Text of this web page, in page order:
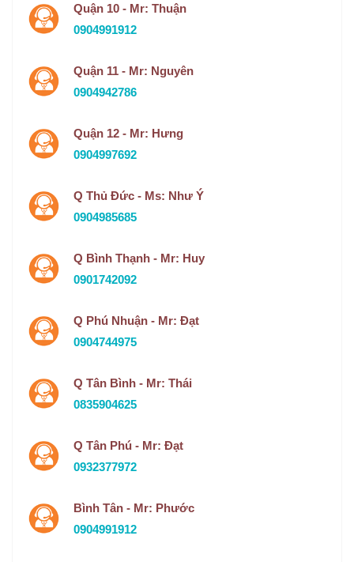
Quận 10 - Mr: Thuận
0904991912
Quận 11 - Mr: Nguyên
0904942786
Quận 12 - Mr: Hưng
0904997692
Q Thủ Đức - Ms: Như Ý
0904985685
Q Bình Thạnh - Mr: Huy
0901742092
Q Phú Nhuận - Mr: Đạt
0904744975
Q Tân Bình - Mr: Thái
0835904625
Q Tân Phú - Mr: Đạt
0932377972
Bình Tân - Mr: Phước
0904991912